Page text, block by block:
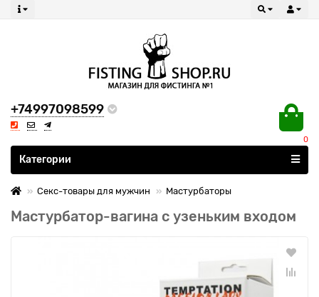
+74997098599
0
Все категории
Категории
Секс-товары для мужчин Мастурбаторы
Мастурбатор-вагина с узеньким входом